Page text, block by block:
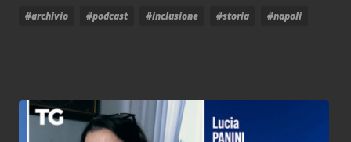
#archivio #podcast #inclusione #storia #napoli